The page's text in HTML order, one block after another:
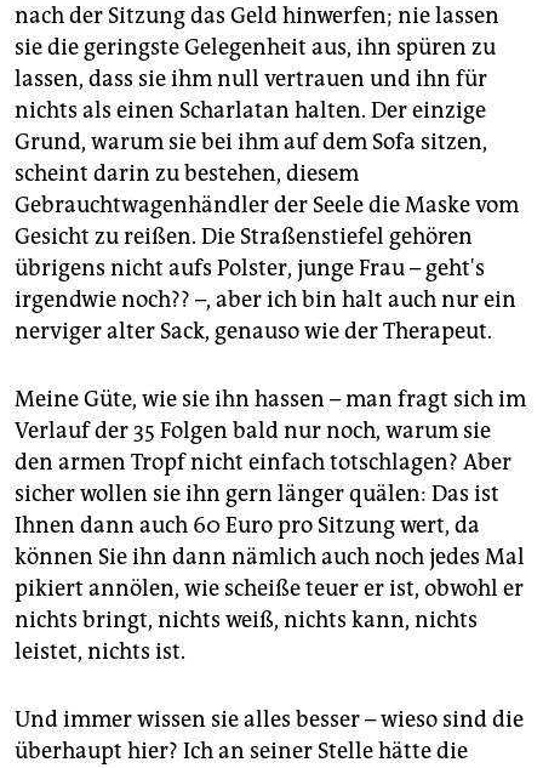
nach der Sitzung das Geld hinwerfen; nie lassen
sie die geringste Gelegenheit aus, ihn spüren zu
lassen, dass sie ihm null vertrauen und ihn für
nichts als einen Scharlatan halten. Der einzige
Grund, warum sie bei ihm auf dem Sofa sitzen,
scheint darin zu bestehen, diesem
Gebrauchtwagenhändler der Seele die Maske vom
Gesicht zu reißen. Die Straßenstiefel gehören
übrigens nicht aufs Polster, junge Frau – geht's
irgendwie noch?? –, aber ich bin halt auch nur ein
nerviger alter Sack, genauso wie der Therapeut.
Meine Güte, wie sie ihn hassen – man fragt sich im
Verlauf der 35 Folgen bald nur noch, warum sie
den armen Tropf nicht einfach totschlagen? Aber
sicher wollen sie ihn gern länger quälen: Das ist
Ihnen dann auch 60 Euro pro Sitzung wert, da
können Sie ihn dann nämlich auch noch jedes Mal
pikiert annölen, wie scheiße teuer er ist, obwohl er
nichts bringt, nichts weiß, nichts kann, nichts
leistet, nichts ist.
Und immer wissen sie alles besser – wieso sind die
überhaupt hier? Ich an seiner Stelle hätte die